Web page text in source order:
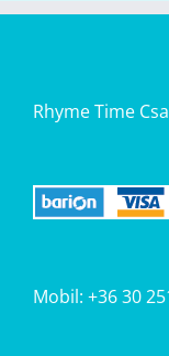
Rhyme Time
Mobil: +36 30